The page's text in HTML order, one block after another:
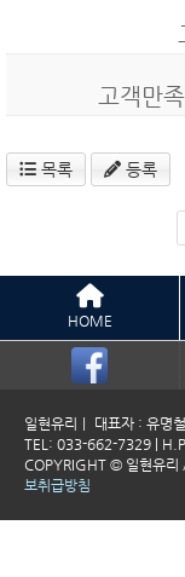
고객만
목록 등록
HOME
일현유리ㅣ 대표자 : 유명
TEL: 033-662-7329 |
COPYRIGHT © 일현유리
보취급방침